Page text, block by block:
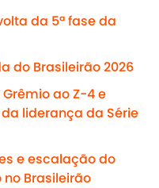
da 5ª fase da
do Brasileirão 2026
ao Z-4 e
liderança da Série
e escalação do
Brasileirão